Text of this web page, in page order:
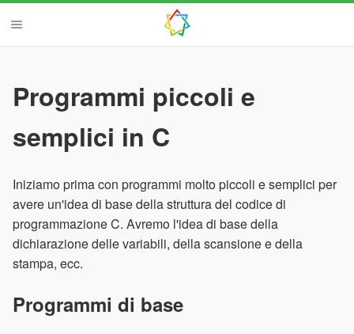
Programmi piccoli e
semplici in C
Iniziamo prima con programmi molto piccoli e semplici per
avere un'idea di base della struttura del codice di
programmazione C. Avremo l'idea di base della
dichiarazione delle variabili, della scansione e della
stampa, ecc.
Programmi di base